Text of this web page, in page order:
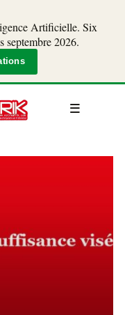
Artificielle. Six
septembre 2026.